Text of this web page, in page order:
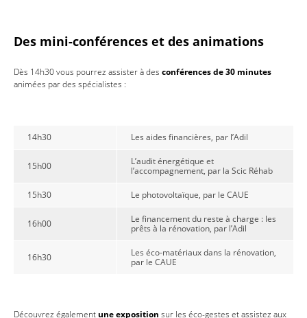
Des mini-conférences et des animations
Dès 14h30 vous pourrez assister à des conférences de 30 minutes
animées par des spécialistes :
14h30 Les aides financières, par l’Adil
15h00
L’audit énergétique et
l’accompagnement, par la Scic Réhab
15h30 Le photovoltaïque, par le CAUE
16h00
Le financement du reste à charge : les
prêts à la rénovation, par l’Adil
16h30
Les éco-matériaux dans la rénovation,
par le CAUE
Découvrez égalementune exposition sur les éco-gestes et assistez aux